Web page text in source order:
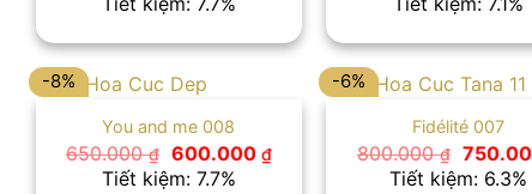
là:
600.000 ₫.
là:
-8%
You and me 008
650.000₫ Giá
gốc
là:
600.000 ₫Giá
hiện
Tiết kiệm: 7.7%
-6%
Fidélité 007
800.000₫
Giá
gốc
là:
Tiết kiệm: 6.3%